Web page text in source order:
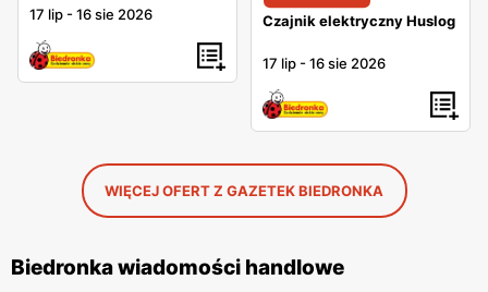
17 lip -16 sie 2026 Czajnik elektryczny Huslog
17 lip -16 sie 2026
WIĘCEJ OFERT Z GAZETEK BIEDRONKA
Biedronka wiadomości handlowe